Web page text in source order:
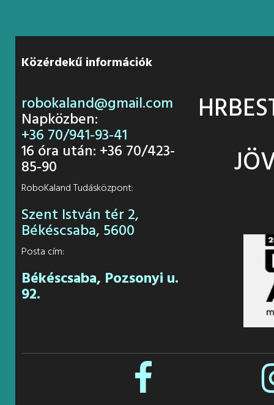
Közérdekű információk
robokaland@gmail.com
Napközben:
+36 70/941-93-41
16 óra után: +36 70/423-
85-90
RoboKaland Tudásközpont:
Szent István tér 2,
Békéscsaba, 5600
Posta cím:
Békéscsaba, Pozsonyi u.
92.